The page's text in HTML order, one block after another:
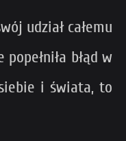
udział całemu
błąd w
i świata, to